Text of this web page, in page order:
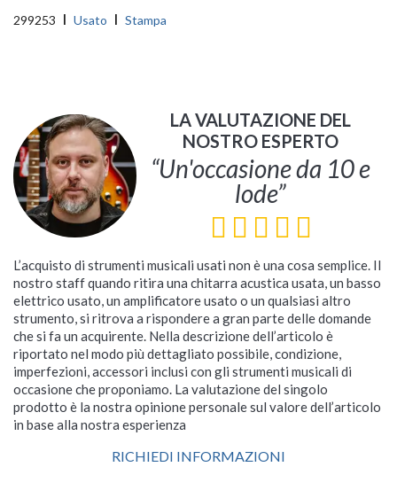
299253
Usato Stampa
LA VALUTAZIONE DEL
NOSTRO ESPERTO
“Un'occasione da 10 e
lode”
L’acquisto di strumenti musicali usati non è una cosa semplice. Il
nostro staff quando ritira una chitarra acustica usata, un basso
elettrico usato, un amplificatore usato o un qualsiasi altro
strumento, si ritrova a rispondere a gran parte delle domande
che si fa un acquirente. Nella descrizione dell’articolo è
riportato nel modo più dettagliato possibile, condizione,
imperfezioni, accessori inclusi con gli strumenti musicali di
occasione che proponiamo. La valutazione del singolo
prodotto è la nostra opinione personale sul valore dell’articolo
in base alla nostra esperienza
RICHIEDI INFORMAZIONI